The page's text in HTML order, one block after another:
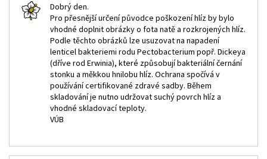
Dobrý den.
Pro přesnější určení původce poškození hlíz by bylo
vhodné doplnit obrázky o fota natě a rozkrojených hlíz.
Podle těchto obrázků lze usuzovat na napadení
lenticel bakteriemi rodu Pectobacterium popř. Dickeya
(dříve rod Erwinia), které způsobují bakteriální černání
stonku a měkkou hnilobu hlíz. Ochrana spočívá v
používání certifikované zdravé sadby. Během
skladování je nutno udržovat suchý povrch hlíz a
vhodné skladovací teploty.
VÚB